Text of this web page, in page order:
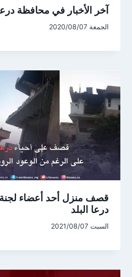
آخر الأخبار في محافظة درعا 07
الجمعة 2020/08/07
قصف منزل أحد أعضاء
درعا البلد
السبت 2021/08/07